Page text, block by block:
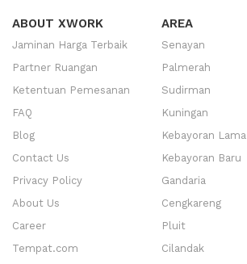
ABOUT XWORK
Jaminan Harga Terbaik
Partner Ruangan
Ketentuan Pemesanan
FAQ
Blog
Contact Us
Privacy Policy
About Us
Career
Tempat.com
AREA
Senayan
Palmerah
Sudirman
Kuningan
Kebayoran Lama
Kebayoran Baru
Gandaria
Cengkareng
Pluit
Cilandak